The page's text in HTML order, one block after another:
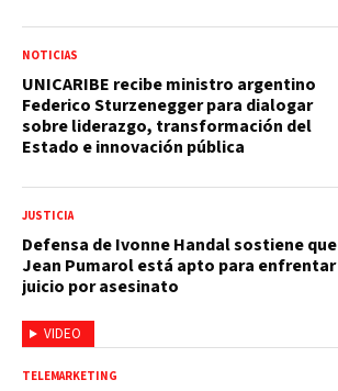
NOTICIAS
UNICARIBE recibe ministro argentino
Federico Sturzenegger para dialogar
sobre liderazgo, transformación del
Estado e innovación pública
VIDEO
JUSTICIA
Defensa de Ivonne Handal sostiene que
Jean Pumarol está apto para enfrentar
juicio por asesinato
TELEMARKETING